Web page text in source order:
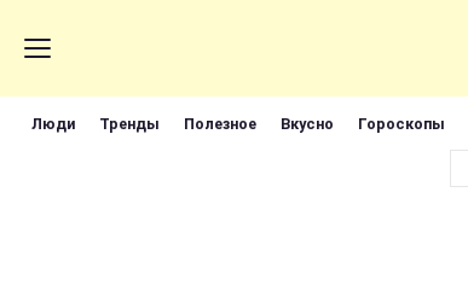
Люди Тренды Полезное Вкусно Гороскопы